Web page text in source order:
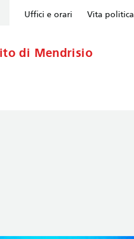
Uffici e orari Vita politica
di Mendrisio